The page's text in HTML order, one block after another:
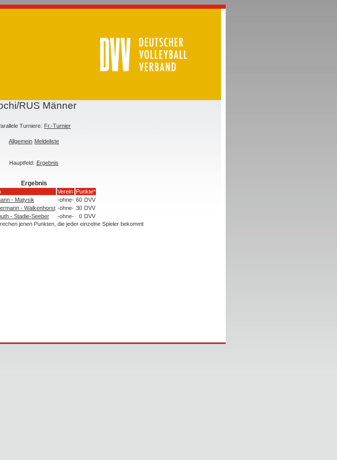
RUS Männer
Turniere: Fr.-Turnier
Allgemein Meldeliste
Hauptfeld: Ergebnis
Ergebnis
Verein
Punkte*
- Matysik -ohne- 60 DVV
- Walkenhorst -ohne- 30 DVV
- Stadie-Seeber -ohne- 0 DVV
jenen Punkten, die jeder einzelne Spieler bekommt